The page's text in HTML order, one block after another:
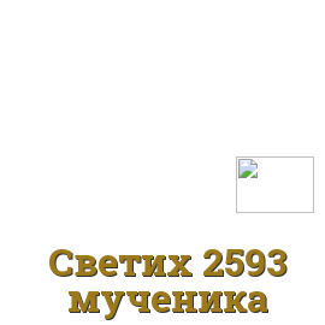
Светих 2593
мученика